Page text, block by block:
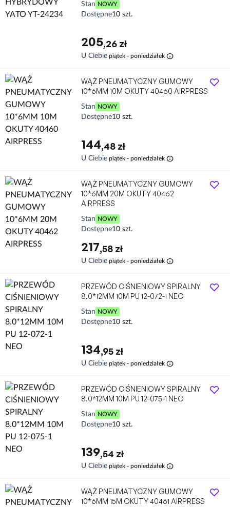
Stan NOWY
Dostępne10 szt.
205,26 zł
U Ciebie piątek - poniedziałek info
WĄŻ PNEUMATYCZNY GUMOWY
10*6MM 10M OKUTY 40460 AIRPRESS
Stan NOWY
Dostępne10 szt.
144,48 zł
U Ciebie piątek - poniedziałek info
WĄŻ PNEUMATYCZNY GUMOWY
10*6MM 20M OKUTY 40462
AIRPRESS
Stan NOWY
Dostępne10 szt.
217,58 zł
U Ciebie piątek - poniedziałek info
PRZEWÓD CIŚNIENIOWY SPIRALNY
8.0*12MM 10M PU 12-072-1 NEO
Stan NOWY
Dostępne10 szt.
134,95 zł
U Ciebie piątek - poniedziałek info
PRZEWÓD CIŚNIENIOWY SPIRALNY
8.0*12MM 10M PU 12-075-1 NEO
Stan NOWY
Dostępne10 szt.
139,54 zł
U Ciebie piątek - poniedziałek info
WĄŻ PNEUMATYCZNY GUMOWY
10*6MM 15M OKUTY 40461 AIRPRESS